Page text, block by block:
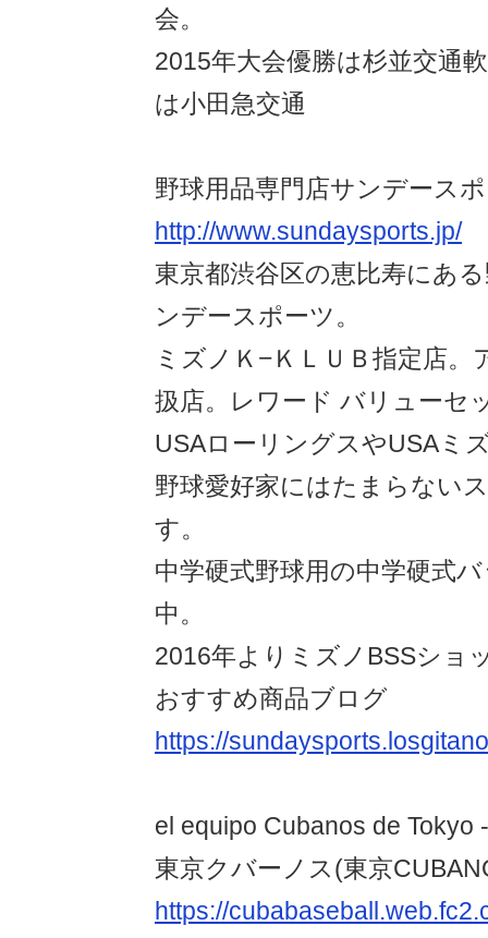
会。
2015年大会優勝は杉並交通
は小田急交通
野球用品専門店サンデース
http://www.sundaysports.jp/
東京都渋谷区の恵比寿にあ
ンデースポーツ。
ミズノＫ−ＫＬＵＢ指定店。
扱店。レワード バリューセ
USAローリングスやUSAミ
野球愛好家にはたまらない
す。
中学硬式野球用の中学硬式
中。
2016年よりミズノBSSショ
おすすめ商品ブログ
https://
el equipo Cubanos de Tokyo
東京クバーノス(東京
https://